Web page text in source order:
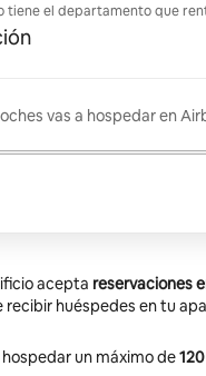
tiene el departamento que
vas a hospedar en
acepta reservaciones
recibir huéspedes en tu
hospedar un máximo de